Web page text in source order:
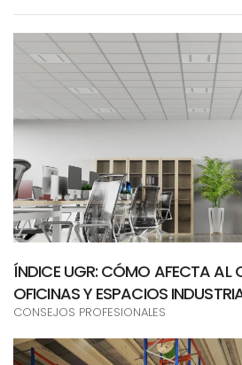
ÍNDICE UGR: CÓMO AFECTA AL
OFICINAS Y ESPACIOS
CONSEJOS PROFESIONALES